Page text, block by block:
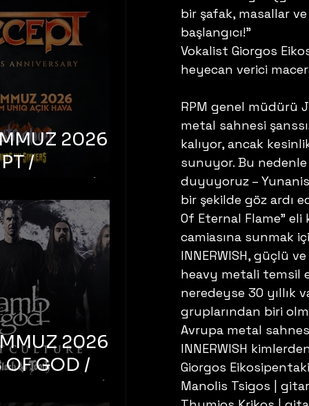
bir şafak, masallar
başlangıcı!”
Vokalist Giorgos
heyecan verici
RPM genel müdürü
metal sahnesi
kalıyor, ancak
sunuyor. Bu
duyuyoruz –
bir şekilde göz ardı
Of Eternal Flame”
camiasına sunmak
INNERWISH, güçlü
heavy metali temsil
neredeyse 30 yıllık
gruplarından biri
Avrupa metal
INNERWISH
Giorgos
Manolis Tsigos |
– İstanbul,
Uniq
2026 –
/
/
‘N’
– İstanbul,
Uniq
2026 –
OF GOD /
CULTURE /